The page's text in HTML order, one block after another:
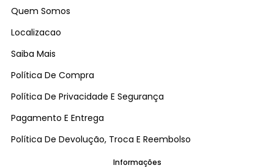
Quem Somos
Localizacao
Saiba Mais
Política De Compra
Política De Privacidade E Segurança
Pagamento E Entrega
Política De Devolução, Troca E Reembolso
Informações